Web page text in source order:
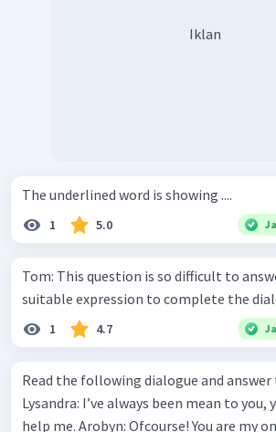
Iklan
The underlined word is showing ....
1 5.0
Tom: This question is so difficult to answer. Jay: ____.
suitable expression to complete the
1 4.7
Read the following dialogue and
Lysandra: I’ve always been mean to you,
help me. Arobyn: Ofcourse! You are my only sister and the